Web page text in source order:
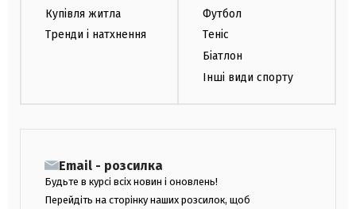
Купівля житла
Тренди і натхнення
Футбол
Теніс
Біатлон
Інші види спорту
Email - розсилка
Будьте в курсі всіх новин і оновлень!
Перейдіть на сторінку наших розсилок, щоб